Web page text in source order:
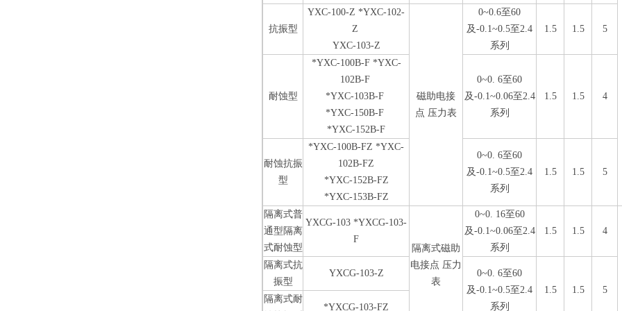
抗振型
YXC-100-Z *YXC-102-
Z
YXC-103-Z
磁助电接
点 压力表
0~0.6至60
及-0.1~0.5至2.4
系列
1.5 1.5 5
耐蚀型
*YXC-100B-F *YXC-
102B-F
*YXC-103B-F
*YXC-150B-F
*YXC-152B-F
0~0. 6至60
及-0.1~0.06至2.4
系列
1.5 1.5 4
耐蚀抗振
型
*YXC-100B-FZ *YXC-
102B-FZ
*YXC-152B-FZ
*YXC-153B-FZ
0~0. 6至60
及-0.1~0.5至2.4
系列
1.5 1.5 5
隔离式普
通型隔离
式耐蚀型
YXCG-103 *YXCG-103-
F
隔离式磁助
电接点 压力
表
0~0. 16至60
及-0.1~0.06至2.4
系列
1.5 1.5 4
隔离式抗
振型
YXCG-103-Z
0~0. 6至60
及-0.1~0.5至2.4
系列
1.5 1.5
5
隔离式耐
*YXCG-103-FZ